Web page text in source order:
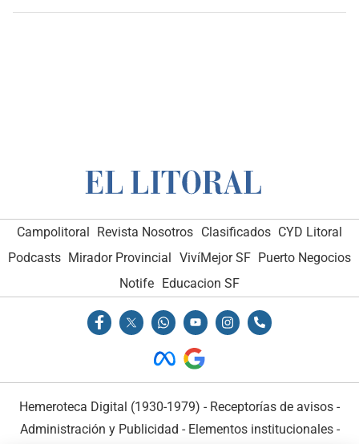
Campolitoral Revista Nosotros Clasificados CYD Litoral
Podcasts Mirador Provincial VivíMejor SF Puerto Negocios
Notife
Educacion SF
Hemeroteca Digital (1930-1979) - Receptorías de avisos -
Administración y Publicidad - Elementos institucionales-